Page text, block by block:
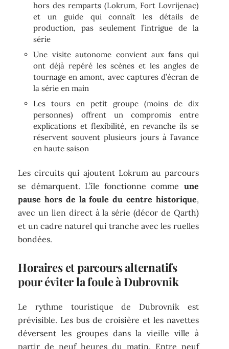
hors des remparts (Lokrum, Fort Lovrijenac)
et un guide qui connaît les détails de
production, pas seulement l’intrigue de la
série
Une visite autonome convient aux fans qui
ont déjà repéré les scènes et les angles de
tournage en amont, avec captures d’écran de
la série en main
Les tours en petit groupe (moins de dix
personnes) offrent un compromis entre
explications et flexibilité, en revanche ils se
réservent souvent plusieurs jours à l’avance
en haute saison
Les circuits qui ajoutent Lokrum au parcours
se démarquent. L’île fonctionne comme une
pause hors de la foule du centre historique,
avec un lien direct à la série (décor de Qarth)
et un cadre naturel qui tranche avec les ruelles
bondées.
Horaires et parcours alternatifs
pour éviter la foule à Dubrovnik
Le rythme touristique de Dubrovnik est
prévisible. Les bus de croisière et les navettes
déversent les groupes dans la vieille ville à
partir de neuf heures du matin. Entre neuf